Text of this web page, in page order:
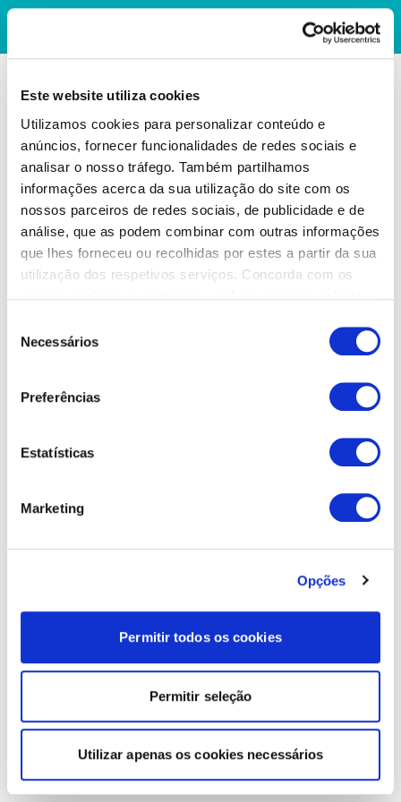
Este website utiliza cookies
Utilizamos cookies para personalizar conteúdo e
anúncios, fornecer funcionalidades de redes sociais e
analisar o nosso tráfego. Também partilhamos
informações acerca da sua utilização do site com os
nossos parceiros de redes sociais, de publicidade e de
análise, que as podem combinar com outras informações
que lhes forneceu ou recolhidas por estes a partir da sua
utilização dos respetivos serviços. Concorda com os
Necessários
Preferências
Estatísticas
Marketing
Opções
Permitir todos os cookies
Permitir seleção
Utilizar apenas os cookies necessários